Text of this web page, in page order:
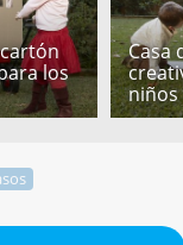
los
Casa
niños